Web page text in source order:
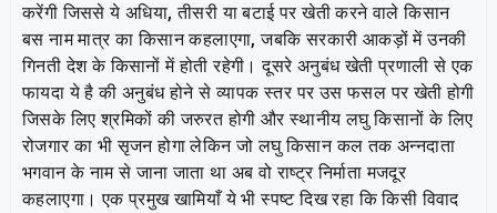
करेंगी जिससे ये अधिया, तीसरी या बटाई पर खेती करने वाले किसान
बस नाम मात्र का किसान कहलाएगा, जबकि सरकारी आकड़ों में उनकी
गिनती देश के किसानों में होती रहेगी। दूसरे अनुबंध खेती प्रणाली से एक
फायदा ये है की अनुबंध होने से व्यापक स्तर पर उस फसल पर खेती होगी
जिसके लिए श्रमिकों की जरुरत होगी और स्थानीय लघु किसानों के लिए
रोजगार का भी सृजन होगा लेकिन जो लघु किसान कल तक अन्नदाता
भगवान के नाम से जाना जाता था अब वो राष्ट्र निर्माता मजदूर
कहलाएगा। एक प्रमुख खामियाँ ये भी स्पष्ट दिख रहा कि किसी विवाद